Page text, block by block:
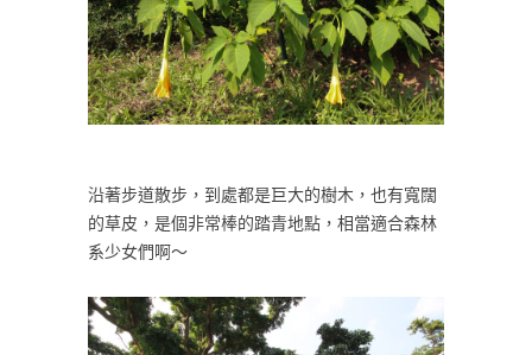
沿著步道散步，到處都是巨大的樹木，也有寬闊
的草皮，是個非常棒的踏青地點，相當適合森林
系少女們啊～